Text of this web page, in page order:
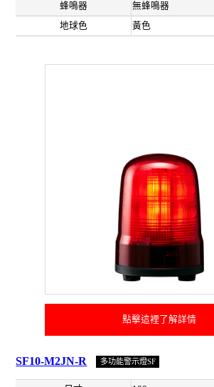
蜂鳴器
無蜂鳴器
地球色
黃色
點擊這裡了解詳情
SF10-M2JN-R 多功能警示燈SF